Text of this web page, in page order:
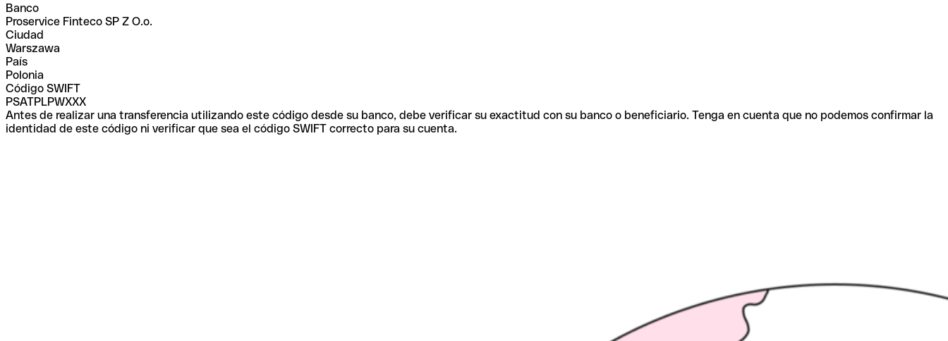
Banco
Proservice Finteco SP Z O.o.
Ciudad
Warszawa
País
Polonia
Código SWIFT
PSATPLPWXXX
Antes de realizar una transferencia utilizando este código desde su banco, debe verificar su exactitud con su banco o beneficiario. Tenga en cuenta que no podemos confirmar la
identidad de este código ni verificar que sea el código SWIFT correcto para su cuenta.